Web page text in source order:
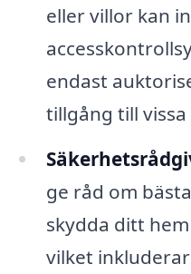
eller villor kan
endast
tillgång till
ge råd om
skydda ditt
vilket